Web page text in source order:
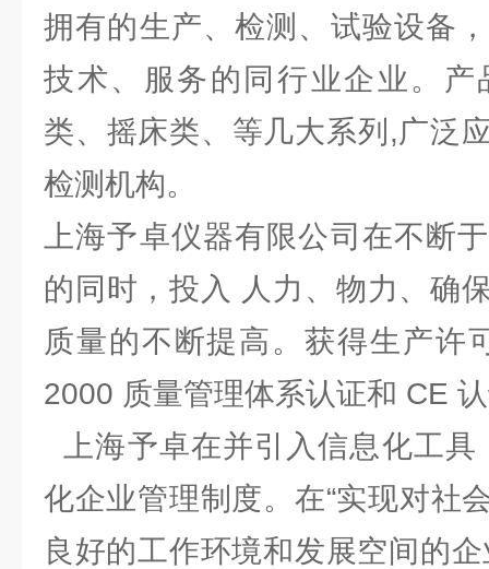
拥有的生产、检测、试验设备
技术、服务的同行业企业。产
类、摇床类、等几大系列,广泛
检测机构。
上海予卓仪器有限公司在不断
的同时，投入 人力、物力、确
质量的不断提高。获得生产许
2000 质量管理体系认证和
上海予卓在并引入信息化工具
化企业管理制度。在“实现对社
良好的工作环境和发展空间的